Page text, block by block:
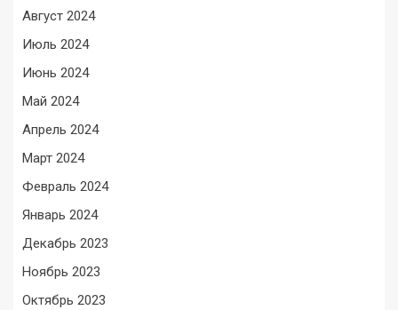
Август 2024
Июль 2024
Июнь 2024
Май 2024
Апрель 2024
Март 2024
Февраль 2024
Январь 2024
Декабрь 2023
Ноябрь 2023
Октябрь 2023